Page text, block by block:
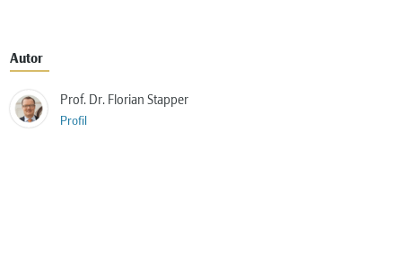
Autor
Prof. Dr. Florian Stapper
Profil